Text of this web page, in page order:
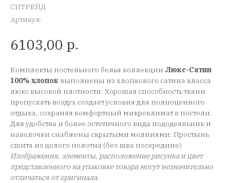
СИТРЕЙД
Артикул:
6103,00 р.
Комплекты постельного белья коллекции Люкс-Сатин
100% хлопок выполнены из хлопкового сатина класса
люкс высокой плотности. Хорошая способность ткани
пропускать воздух создает условия для полноценного
отдыха, сохраняя комфортный микроклимат в постели.
Для удобства и более эстетичного вида пододеяльник и
наволочки снабжены скрытыми молниями. Простынь
сшита из целого полотна (без шва посередине)
Изображения, элементы, расположение рисунка и цвет
представленного на упаковке товара могут незначительно
отличаться от оригинала.